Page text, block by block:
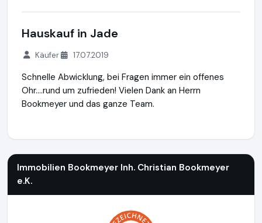
Hauskauf in Jade
Käufer 17.07.2019
Schnelle Abwicklung, bei Fragen immer ein offenes
Ohr....rund um zufrieden! Vielen Dank an Herrn
Bookmeyer und das ganze Team.
Immobilien Bookmeyer Inh. Christian Bookmeyer
e.K.